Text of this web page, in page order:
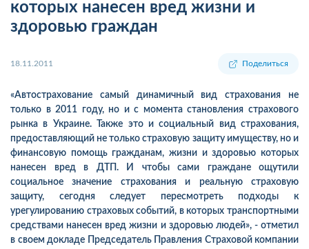
которых нанесен вред жизни и
здоровью граждан
18.11.2011 Поделиться
«Автострахование самый динамичный вид страхования не
только в 2011 году, но и с момента становления страхового
рынка в Украине. Также это и социальный вид страхования,
предоставляющий не только страховую защиту имуществу, но и
финансовую помощь гражданам, жизни и здоровью которых
нанесен вред в ДТП. И чтобы сами граждане ощутили
социальное значение страхования и реальную страховую
защиту, сегодня следует пересмотреть подходы к
урегулированию страховых событий, в которых транспортными
средствами нанесен вред жизни и здоровью людей», - отметил
в своем докладе Председатель Правления Страховой компании